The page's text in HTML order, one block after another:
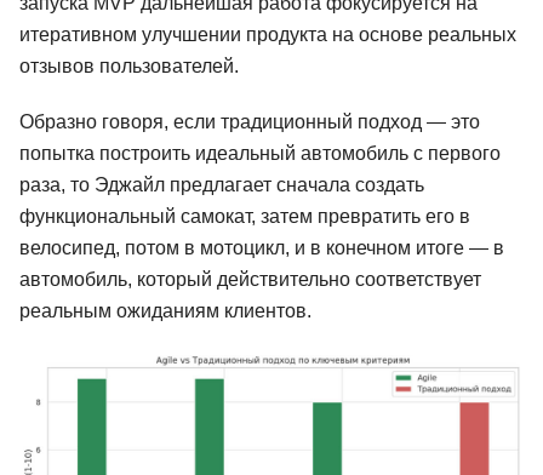
итеративном улучшении продукта на основе реальных
отзывов пользователей.
Образно говоря, если традиционный подход — это
попытка построить идеальный автомобиль с первого
раза, то Эджайл предлагает сначала создать
функциональный самокат, затем превратить его в
велосипед, потом в мотоцикл, и в конечном итоге — в
автомобиль, который действительно соответствует
реальным ожиданиям клиентов.